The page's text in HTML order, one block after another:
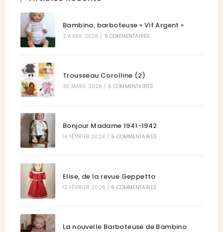
Bambino, barboteuse « Vif Argent »
2 AVRIL 2026 / 5 COMMENTAIRES
Trousseau Corolline (2)
30 MARS 2026 / 6 COMMENTAIRES
Bonjour Madame 1941-1942
14 FÉVRIER 2026 / 9 COMMENTAIRES
Elise, de la revue Geppetto
13 FÉVRIER 2026 / 6 COMMENTAIRES
La nouvelle Barboteuse de Bambino